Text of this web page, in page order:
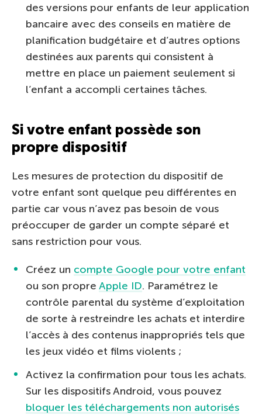
des versions pour enfants de leur application
bancaire avec des conseils en matière de
planification budgétaire et d’autres options
destinées aux parents qui consistent à
mettre en place un paiement seulement si
l’enfant a accompli certaines tâches.
Si votre enfant possède son
propre dispositif
Les mesures de protection du dispositif de
votre enfant sont quelque peu différentes en
partie car vous n’avez pas besoin de vous
préoccuper de garder un compte séparé et
sans restriction pour vous.
Créez un compte Google pour votre enfant
ou son propre Apple ID. Paramétrez le
contrôle parental du système d’exploitation
de sorte à restreindre les achats et interdire
l’accès à des contenus inappropriés tels que
les jeux vidéo et films violents ;
Activez la confirmation pour tous les achats.
Sur les dispositifs Android, vous pouvez
bloquer les téléchargements non autorisés